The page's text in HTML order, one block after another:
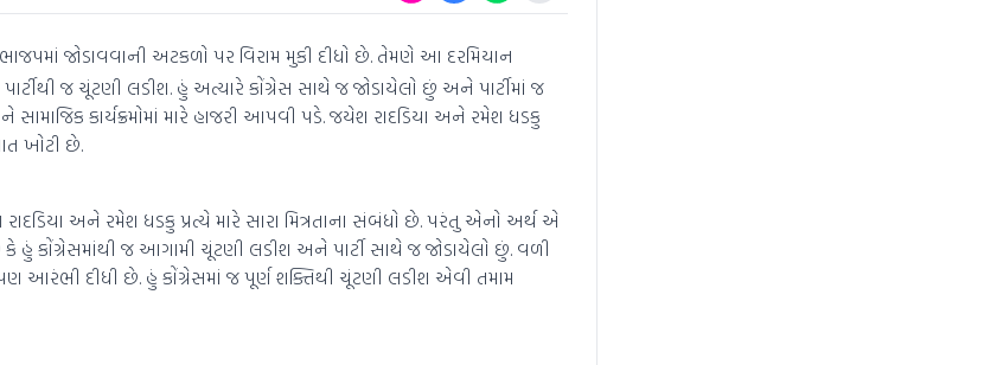
જોડાવવાની અટકળો પર વિરામ મુકી દીધો છે. તેમણે આ દરમિયાન
જ ચૂંટણી લડીશ. હું અત્યારે કોંગ્રેસ સાથે જ જોડાયેલો છું અને પાર્ટીમાં જ
કાર્યક્રમોમાં મારે હાજરી આપવી પડે. જયેશ રાદડિયા અને રમેશ ધડકુ
ખોટી છે.
અને રમેશ ધડકુ પ્રત્યે મારે સારા મિત્રતાના સંબંધો છે. પરંતુ એનો અર્થ એ
હું કોંગ્રેસમાંથી જ આગામી ચૂંટણી લડીશ અને પાર્ટી સાથે જ જોડાયેલો છું. વળી
આરંભી દીધી છે. હું કોંગ્રેસમાં જ પૂર્ણ શક્તિથી ચૂંટણી લડીશ એવી તમામ